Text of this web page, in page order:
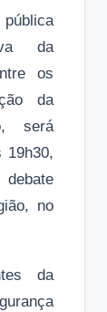
da
os
da
será
19h30,
debate
no
da